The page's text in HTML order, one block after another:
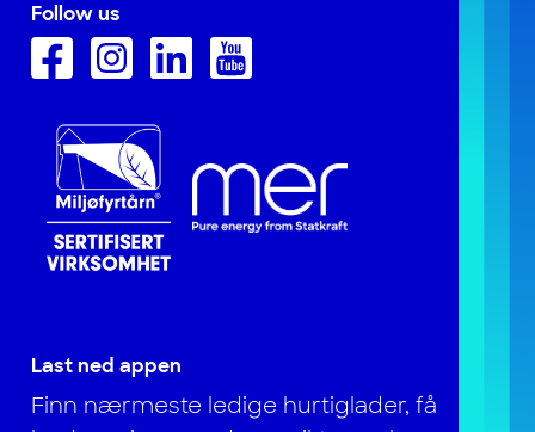
Last ned appen
Finn nærmeste ledige hurtiglader, få
Follow us